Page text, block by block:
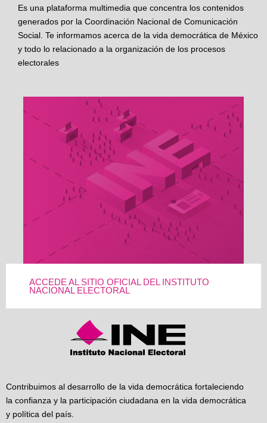
Es una plataforma multimedia que concentra los contenidos
generados por la Coordinación Nacional de Comunicación
Social. Te informamos acerca de la vida democrática de México
y todo lo relacionado a la organización de los procesos
electorales
ACCEDE AL SITIO OFICIAL DEL INSTITUTO
NACIONAL ELECTORAL
Contribuimos al desarrollo de la vida democrática fortaleciendo
la confianza y la participación ciudadana en la vida democrática
y política del país.